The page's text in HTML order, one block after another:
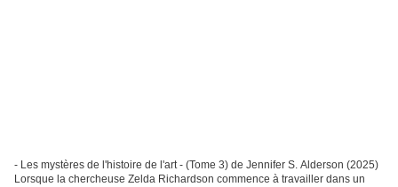
- Les mystères de l'histoire de l'art - (Tome 3) de Jennifer S. Alderson (2025)
Lorsque la chercheuse Zelda Richardson commence à travailler dans un